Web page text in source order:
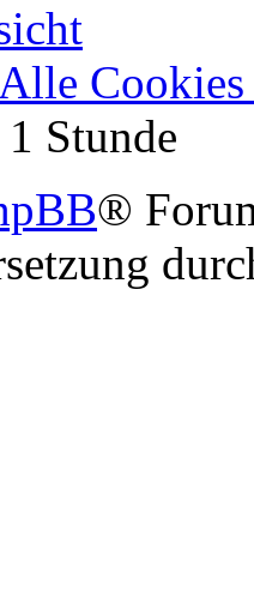
Alle Cookies
Stunde
®